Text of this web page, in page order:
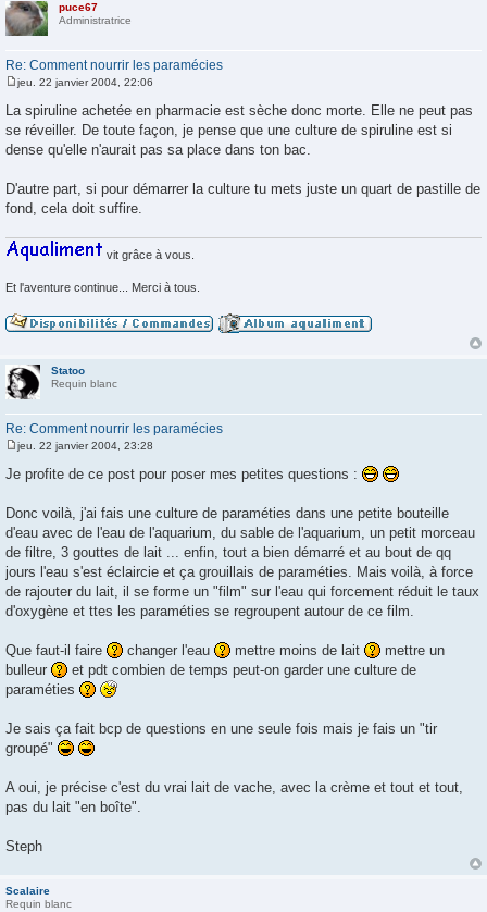
puce67
Administratrice
Re: Comment nourrir les paramécies
M
s
s
g
jeu. 22 janvier 2004, 22:06
La spiruline achetée en pharmacie est sèche donc morte. Elle ne peut pas
se réveiller. De toute façon, je pense que une culture de spiruline est si
dense qu'elle n'aurait pas sa place dans ton bac.
D'autre part, si pour démarrer la culture tu mets juste un quart de pastille de
fond, cela doit suffire.
vit grâce à vous.
Et l'aventure continue... Merci à tous.
Statoo
Requin blanc
Re: Comment nourrir les paramécies
M
s
g
e
jeu. 22 janvier 2004, 23:28
Je profite de ce post pour poser mes petites questions :
Donc voilà, j'ai fais une culture de paraméties dans une petite bouteille
d'eau avec de l'eau de l'aquarium, du sable de l'aquarium, un petit morceau
de filtre, 3 gouttes de lait ... enfin, tout a bien démarré et au bout de qq
jours l'eau s'est éclaircie et ça grouillais de paraméties. Mais voilà, à force
de rajouter du lait, il se forme un "film" sur l'eau qui forcement réduit le taux
d'oxygène et ttes les paraméties se regroupent autour de ce film.
Que faut-il faire changer l'eau mettre moins de lait
mettre un
bulleur
et pdt combien de temps peut-on garder une culture de
paraméties
Je sais ça fait bcp de questions en une seule fois mais je fais un "tir
groupé"
A oui, je précise c'est du vrai lait de vache, avec la crème et tout et tout,
pas du lait "en boîte".
Steph
Scalaire
Requin blanc